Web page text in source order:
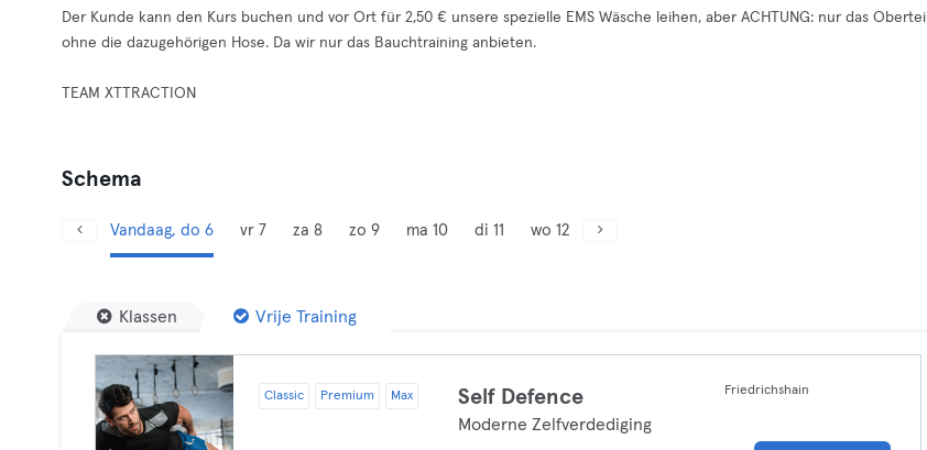
Der Kunde kann den Kurs buchen und vor Ort für 2,50 € unsere spezielle EMS Wäsche leihen, aber ACHTUNG: nur das Oberteil
ohne die dazugehörigen Hose. Da wir nur das Bauchtraining anbieten.
TEAM XTTRACTION
Schema
Vandaag, do 6 vr 7 za 8 zo 9 ma 10 di 11 wo 12
Klassen Vrije Training
Classic Premium Max Self Defence
Moderne Zelfverdediging
Friedrichshain